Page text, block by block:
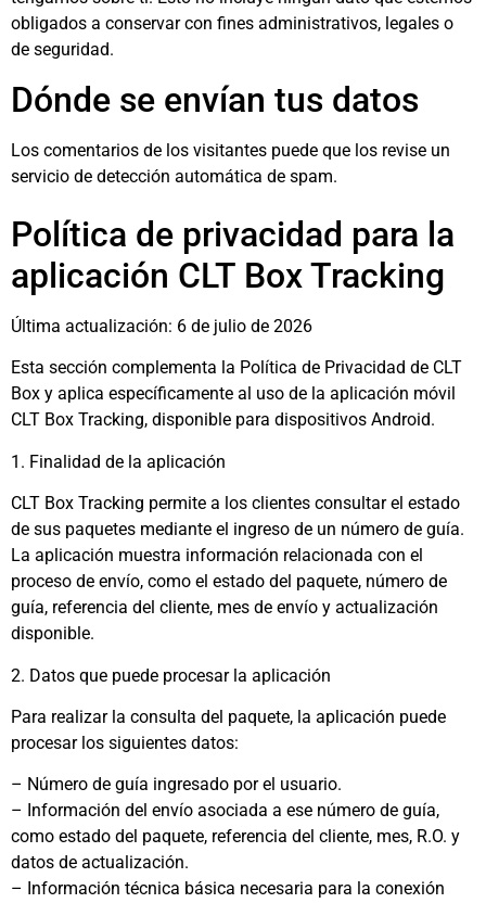
obligados a conservar con fines administrativos, legales o
de seguridad.
Dónde se envían tus datos
Los comentarios de los visitantes puede que los revise un
servicio de detección automática de spam.
Política de privacidad para la
aplicación CLT Box Tracking
Última actualización: 6 de julio de 2026
Esta sección complementa la Política de Privacidad de CLT
Box y aplica específicamente al uso de la aplicación móvil
CLT Box Tracking, disponible para dispositivos Android.
1. Finalidad de la aplicación
CLT Box Tracking permite a los clientes consultar el estado
de sus paquetes mediante el ingreso de un número de guía.
La aplicación muestra información relacionada con el
proceso de envío, como el estado del paquete, número de
guía, referencia del cliente, mes de envío y actualización
disponible.
2. Datos que puede procesar la aplicación
Para realizar la consulta del paquete, la aplicación puede
procesar los siguientes datos:
– Número de guía ingresado por el usuario.
– Información del envío asociada a ese número de guía,
como estado del paquete, referencia del cliente, mes, R.O. y
datos de actualización.
– Información técnica básica necesaria para la conexión